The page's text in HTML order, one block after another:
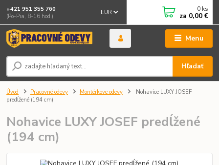
Menu
EUR
Hľadať
+421 951 355 760
(Po-Pia, 8-16 hod.)
0 ks
za 0,00 €
Úvod Pracovné odevy Montérkove odevy
Nohavice LUXY JOSEF
predĺžené (194 cm)
Nohavice LUXY JOSEF predĺžené
(194 cm)